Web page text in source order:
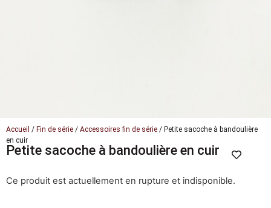
Accueil / Fin de série / Accessoires fin de série / Petite sacoche à bandoulière
en cuir
Petite sacoche à bandoulière en cuir
Ce produit est actuellement en rupture et indisponible.